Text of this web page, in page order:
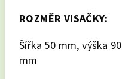
ROZMĚR VISAČKY:
Šířka 50 mm, výška 90
mm